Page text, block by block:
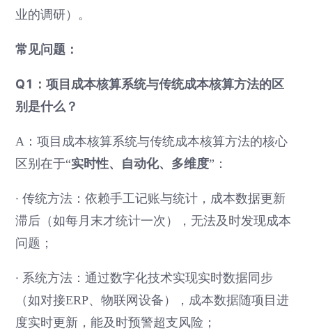
业的调研）。
常见问题：
Q1：项目成本核算系统与传统成本核算方法的区
别是什么？
A：项目成本核算系统与传统成本核算方法的核心
区别在于“实时性、自动化、多维度”：
·传统方法：依赖手工记账与统计，成本数据更新
滞后（如每月末才统计一次），无法及时发现成本
问题；
· 系统方法：通过数字化技术实现实时数据同步
（如对接ERP、物联网设备），成本数据随项目进
度实时更新，能及时预警超支风险；